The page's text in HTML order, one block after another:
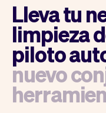
Lleva tu
limpieza
piloto
nuevo